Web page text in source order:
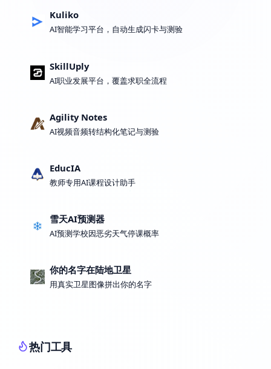
Kuliko
AI智能学习平台，自动生成闪卡与测验
SkillUply
AI职业发展平台，覆盖求职全流程
Agility Notes
AI视频音频转结构化笔记与测验
EducIA
教师专用AI课程设计助手
雪天AI预测器
AI预测学校因恶劣天气停课概率
你的名字在陆地卫星
用真实卫星图像拼出你的名字
热门工具